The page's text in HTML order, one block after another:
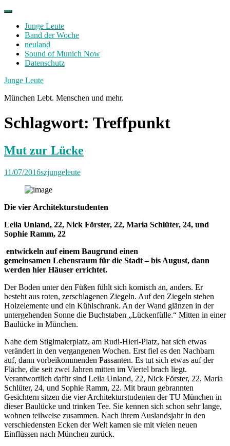
Skip
contentJunge Leute
Band der Woche
neuland
Sound of Munich Now
Datenschutz
Facebook
Twitter
Instagram
Junge Leute
München Lebt. Menschen und mehr.
Schlagwort: Treffpunkt
Mut zur Lücke
11/07/2016szjungeleute
Die vier Architekturstudenten
Leila Unland, 22, Nick Förster, 22, Maria Schlüter, 24, und
Sophie Ramm, 22
entwickeln auf einem Baugrund einen
gemeinsamen Lebensraum für die Stadt – bis August, dann
werden hier Häuser errichtet.
Der Boden unter den Füßen fühlt sich komisch an, anders. Er
besteht aus roten, zerschlagenen Ziegeln. Auf den Ziegeln stehen
Holzelemente und ein Kühlschrank. An der Wand glänzen in der
untergehenden Sonne die Buchstaben „Lückenfülle.“ Mitten in einer
Baulücke in München.
Nahe dem Stiglmaierplatz, am Rudi-Hierl-Platz, hat sich etwas
verändert in den vergangenen Wochen. Erst fiel es den Nachbarn
auf, dann vorbeikommenden Passanten. Es tut sich etwas auf der
Fläche, die seit zwei Jahren mitten im Viertel brach liegt.
Verantwortlich dafür sind Leila Unland, 22, Nick Förster, 22, Maria
Schlüter, 24, und Sophie Ramm, 22. Mit braun gebrannten
Gesichtern sitzen die vier Architekturstudenten der TU München in
dieser Baulücke und trinken Tee. Sie kennen sich schon sehr lange,
wohnen teilweise zusammen. Nach ihrem Auslandsjahr in den
verschiedensten Ecken der Welt kamen sie mit vielen neuen
Einflüssen nach München zurück.